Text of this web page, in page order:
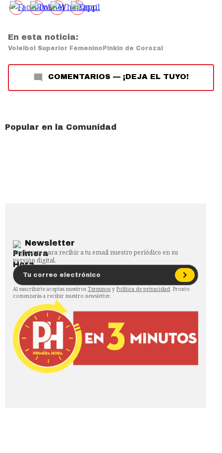
En esta noticia:
Voleibol Superior FemeninoPinkin de Corozal
COMENTARIOS — ¡DEJA EL TUYO!
Popular en la Comunidad
Newsletter
Regístrate para recibir a tu email nuestro periódico en su
versión digital.
Al suscribirte aceptas nuestros Términos y Política de privacidad. Pronto
comenzarás a recibir nuestro newsletter.